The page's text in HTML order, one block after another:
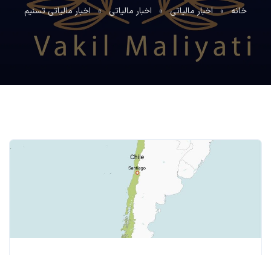
خانه » اخبار مالیاتی » اخبار مالیاتی » اخبار مالیاتی تسنیم